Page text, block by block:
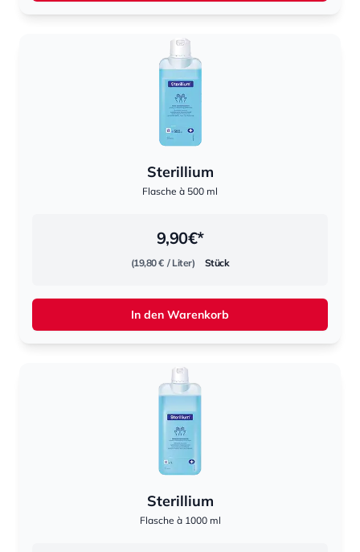
Sterillium
Flasche à 500 ml
9,90€*
(19,80 € / Liter) Stück
In den Warenkorb
Sterillium
Flasche à 1000 ml